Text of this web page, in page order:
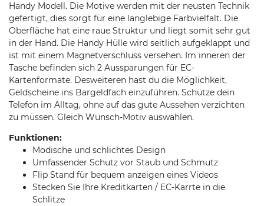
Handy Modell. Die Motive werden mit der neusten Technik
gefertigt, dies sorgt für eine langlebige Farbvielfalt. Die
Oberfläche hat eine raue Struktur und liegt somit sehr gut
in der Hand. Die Handy Hülle wird seitlich aufgeklappt und
ist mit einem Magnetverschluss versehen. Im inneren der
Tasche befinden sich 2 Aussparungen für EC-
Kartenformate. Desweiteren hast du die Möglichkeit,
Geldscheine ins Bargeldfach einzuführen. Schütze dein
Telefon im Alltag, ohne auf das gute Aussehen verzichten
zu müssen. Gleich Wunsch-Motiv auswählen.
Funktionen:
Modische und schlichtes Design
Umfassender Schutz vor Staub und Schmutz
Flip Stand für bequem anzeigen eines Videos
Stecken Sie Ihre Kreditkarten / EC-Karrte in die
Schlitze